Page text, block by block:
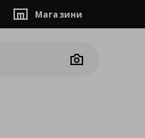
Магазини
Camera